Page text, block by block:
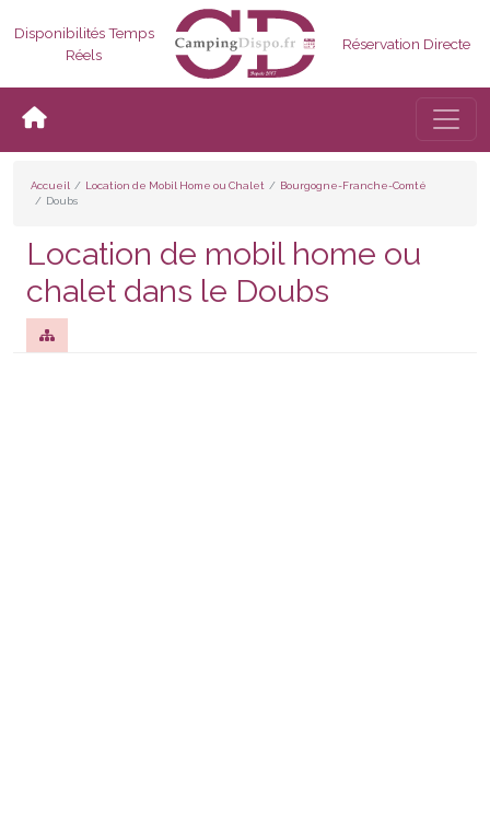
Disponibilités Temps
Réels
Réservation Directe
Accueil Location de Mobil Home ou Chalet
Bourgogne-Franche-Comté
Doubs
Location de mobil home ou
chalet dans le Doubs